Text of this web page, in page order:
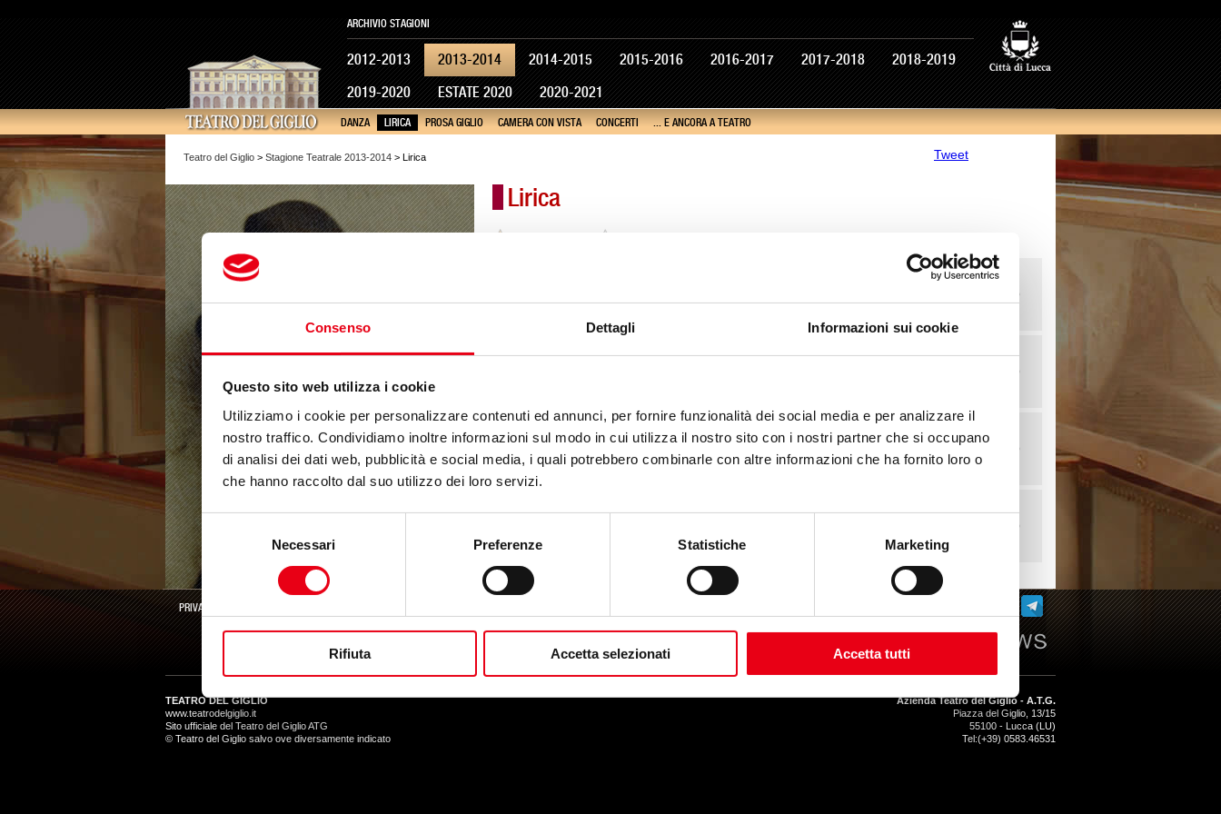
Consenso Dettagli Informazioni sui cookie
Questo sito web utilizza i cookie
Utilizziamo i cookie per personalizzare contenuti ed annunci, per fornire funzionalità dei social media e per analizzare il
nostro traffico. Condividiamo inoltre informazioni sul modo in cui utilizza il nostro sito con i nostri partner che si occupano
di analisi dei dati web, pubblicità e social media, i quali potrebbero combinarle con altre informazioni che ha fornito loro o
che hanno raccolto dal suo utilizzo dei loro servizi.
Selezione
del
consenso
Necessari Preferenze Statistiche Marketing
Rifiuta Accetta selezionati Accetta tutti
2012-2013 2013-2014 2014-2015 2015-2016 2016-2017 2017-2018
2018-2019
2019-2020
ESTATE 2020 2020-2021
ARCHIVIO STAGIONI
DANZA LIRICA PROSA GIGLIO CAMERA CON VISTA CONCERTI ... E ANCORA A TEATRO
Teatro del Giglio > Stagione Teatrale 2013-2014 > Lirica Tweet
Lirica
Falstaff
Il Matrimonio Segreto
Musica di Domenico Cimarosa
Venerdì 7 febbraio ore 20.30, domenica 9 febbraio ore 16.00
Sabato 22 febbraio ore 20.30, domenica 23 febbraio ore 16.00
PRIVACY POLICY
Azienda Teatro del Giglio - A.T.G.
Piazza del Giglio, 13/15
55100 - Lucca (LU)
Tel:(+39) 0583.46531
TEATRO DEL GIGLIO
www.teatrodelgiglio.it
Sito ufficiale del Teatro del Giglio ATG
© Teatro del Giglio salvo ove diversamente indicato